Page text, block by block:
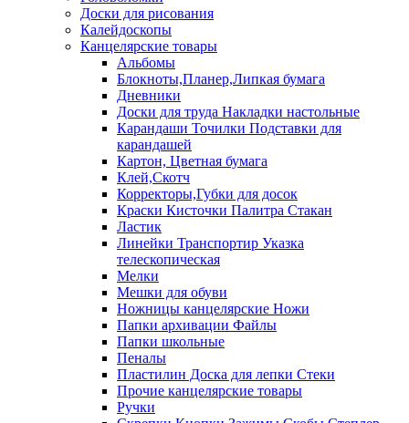
Доски для рисования
Калейдоскопы
Канцелярские товары
Альбомы
Блокноты,Планер,Липкая бумага
Дневники
Доски для труда Накладки настольные
Карандаши Точилки Подставки для
карандашей
Картон, Цветная бумага
Клей,Скотч
Корректоры,Губки для досок
Краски Кисточки Палитра Стакан
Ластик
Линейки Транспортир Указка
телескопическая
Мелки
Мешки для обуви
Ножницы канцелярские Ножи
Папки архивации Файлы
Папки школьные
Пеналы
Пластилин Доска для лепки Стеки
Прочие канцелярские товары
Ручки